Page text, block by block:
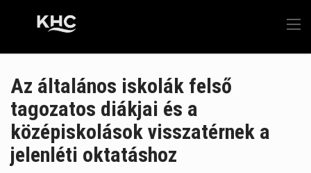
Az általános iskolák felső
tagozatos diákjai és a
középiskolások visszatérnek a
jelenléti oktatáshoz